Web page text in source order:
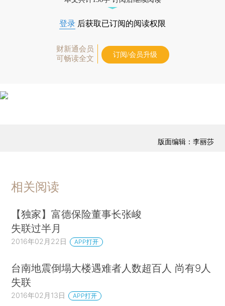
登录 后获取已订阅的阅读权限
财新通会员
可畅读全文
订阅/会员升级
版面编辑：李丽莎
相关阅读
【独家】富德保险董事长张峻
失联过半月
2016年02月22日 APP打开
台南地震倒塌大楼遇难者人数超百人 尚有9人
失联
2016年02月13日 APP打开